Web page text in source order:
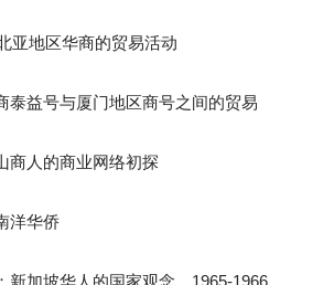
亚地区华商的贸易活动
泰益号与厦门地区商号之间的贸易
商人的商业网络初探
洋华侨
新加坡华人的国家观念，1965-1966